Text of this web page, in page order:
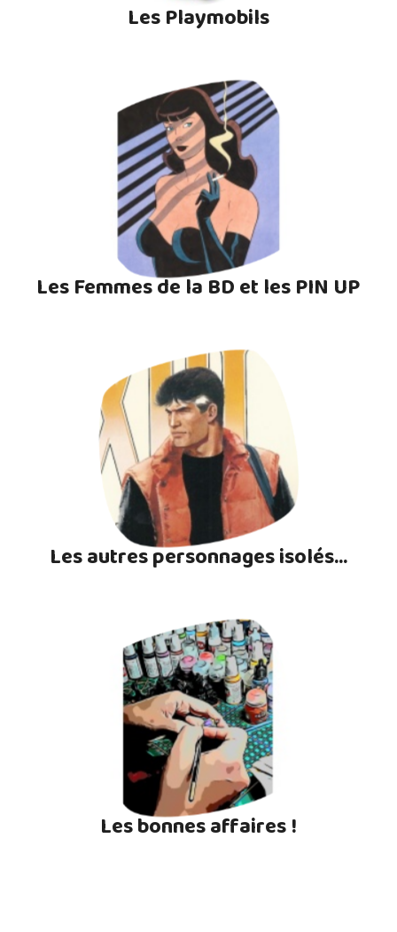
Les Playmobils
Les Femmes de la BD et les PIN UP
Les autres personnages isolés...
Les bonnes affaires !